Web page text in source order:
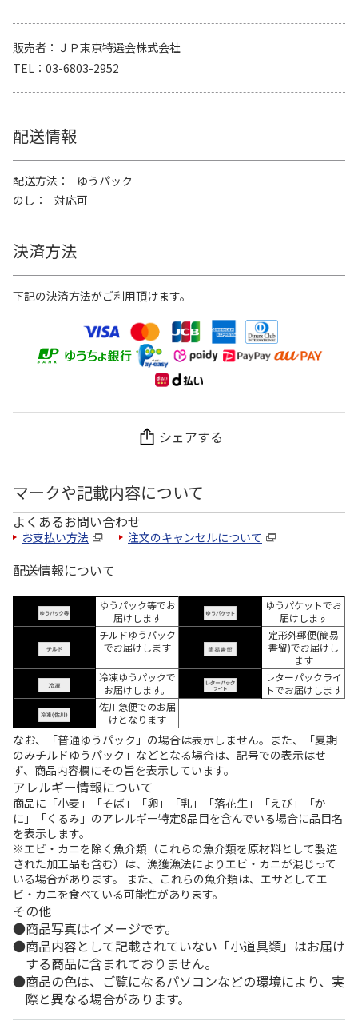
販売者
ＪＰ東京特選会株式会社
TEL
03-6803-2952
配送情報
配送方法
ゆうパック
のし
対応可
決済方法
下記の決済方法がご利用頂けます。
シェアする
マークや記載内容について
よくあるお問い合わせ
お支払い方法 注文のキャンセルについて
配送情報について
ゆうパック等でお
届けします
ゆうパケットでお
届けします
チルドゆうパック
でお届けします
定形外郵便(簡易
書留)でお届けし
ます
冷凍ゆうパックで
お届けします。
レターパックライ
トでお届けします
佐川急便でのお届
けとなります
なお、「普通ゆうパック」の場合は表示しません。また、「夏期
のみチルドゆうパック」などとなる場合は、記号での表示はせ
ず、商品内容欄にその旨を表示しています。
アレルギー情報について
商品に「小麦」「そば」「卵」「乳」「落花生」「えび」「か
に」「くるみ」のアレルギー特定8品目を含んでいる場合に品目名
を表示します。
※エビ・カニを除く魚介類（これらの魚介類を原材料として製造
された加工品も含む）は、漁獲漁法によりエビ・カニが混じって
いる場合があります。 また、これらの魚介類は、エサとしてエ
ビ・カニを食べている可能性があります。
その他
商品写真はイメージです。
商品内容として記載されていない「小道具類」はお届け
する商品に含まれておりません。
商品の色は、ご覧になるパソコンなどの環境により、実
際と異なる場合があります。